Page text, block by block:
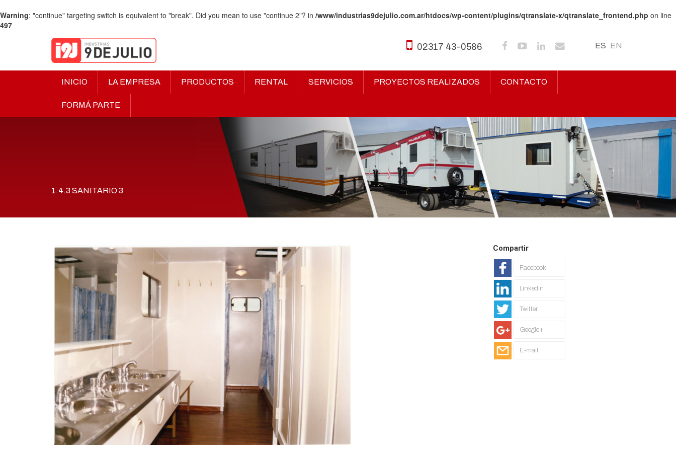
Warning: "continue" targeting switch is equivalent to "break". Did you mean to use "continue 2"? in /www/industrias9dejulio.com.ar/htdocs/wp-content/plugins/qtranslate-x/qtranslate_frontend.php on line
497
ES EN
02317 43-0586
INICIO LA EMPRESA PRODUCTOS RENTAL SERVICIOS PROYECTOS REALIZADOS CONTACTO
FORMÁ PARTE
1.4.3 SANITARIO 3
Compartir
Facebook
Linkedin
Twitter
Google+
E-mail